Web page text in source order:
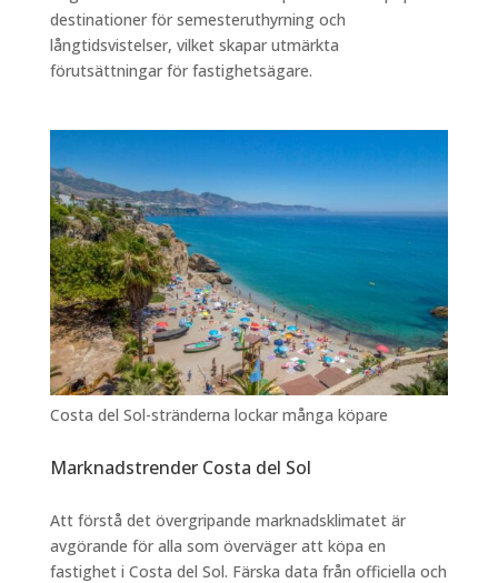
destinationer för semesteruthyrning och
långtidsvistelser, vilket skapar utmärkta
förutsättningar för fastighetsägare.
Costa del Sol-stränderna lockar många köpare
Marknadstrender Costa del Sol
Att förstå det övergripande marknadsklimatet är
avgörande för alla som överväger att köpa en
fastighet i Costa del Sol. Färska data från officiella och